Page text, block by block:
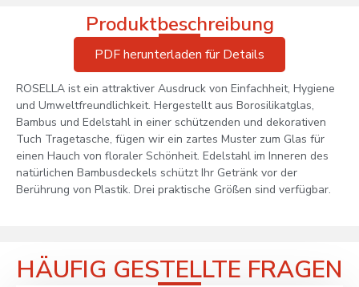
Produktbeschreibung
PDF herunterladen für Details
ROSELLA ist ein attraktiver Ausdruck von Einfachheit, Hygiene
und Umweltfreundlichkeit. Hergestellt aus Borosilikatglas,
Bambus und Edelstahl in einer schützenden und dekorativen
Tuch Tragetasche, fügen wir ein zartes Muster zum Glas für
einen Hauch von floraler Schönheit. Edelstahl im Inneren des
natürlichen Bambusdeckels schützt Ihr Getränk vor der
Berührung von Plastik. Drei praktische Größen sind verfügbar.
HÄUFIG GESTELLTE FRAGEN